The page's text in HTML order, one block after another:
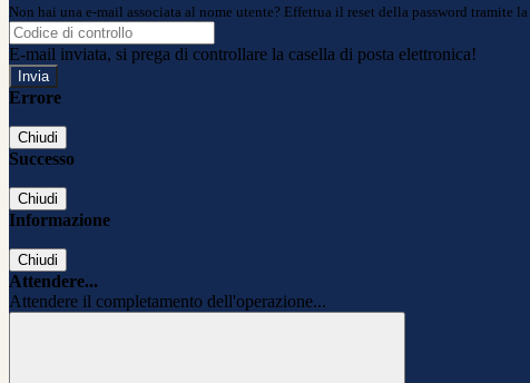
Non hai una e-mail associata al nome utente? Effettua il reset della password tramite la
E-mail inviata, si prega di controllare la casella di posta elettronica!
Errore
Chiudi
Successo
Chiudi
Informazione
Chiudi
Attendere...
Attendere il completamento dell'operazione...